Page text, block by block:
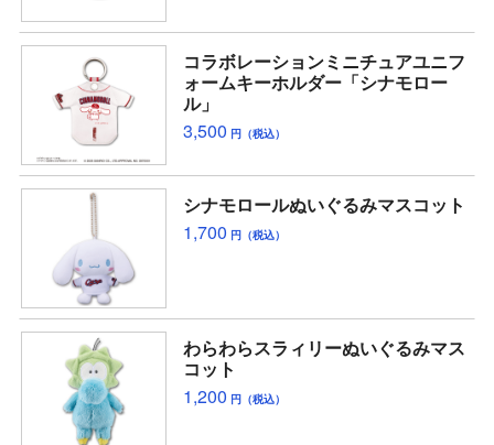
コラボレーションミニチュアユニフ
ォームキーホルダー「シナモロー
ル」
3,500 円（税込）
シナモロールぬいぐるみマスコット
1,700 円（税込）
わらわらスラィリーぬいぐるみマス
コット
1,200 円（税込）